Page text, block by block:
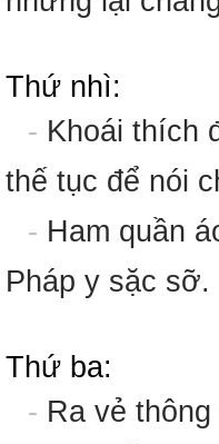
Thứ nhì:
- Khoái thích
thế tục để nói
- Ham quần
Pháp y sặc sỡ.
Thứ ba:
- Ra vẻ